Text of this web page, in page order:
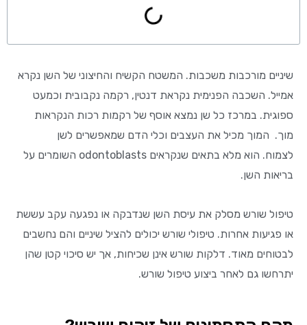
שיניים מורכבות משכבות. המשטח הקשיח והחיצוני של השן נקרא
אמייל. השכבה הפנימית נקראת דנטין, רקמה נקבובית וכמעט
ספוגית. במרכז כל שן נמצא אוסף של רקמות רכות הנקראות
מוך. המוך מכיל את העצבים וכלי הדם שמאפשרים לשן
לצמוח. הוא מלא בתאים שנקראים odontoblasts השומרים על
בריאות השן.
טיפול שורש מסלק את עיסת השן שנדבקה או נפגעה עקב עששת
או פגיעות אחרות. טיפולי שורש יכולים להציל שיניים והם נחשבים
לבטוחים מאוד. דלקות שורש אינן שכיחות, אך יש סיכוי קטן שהן
יתרחשו גם לאחר ביצוע טיפול שורש.